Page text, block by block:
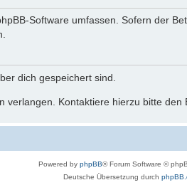
Software umfassen. Sofern der
dich gespeichert sind.
verlangen. Kontaktiere hierzu bitte den
Powered by phpBB® Forum Software ©
Deutsche Übersetzung durch